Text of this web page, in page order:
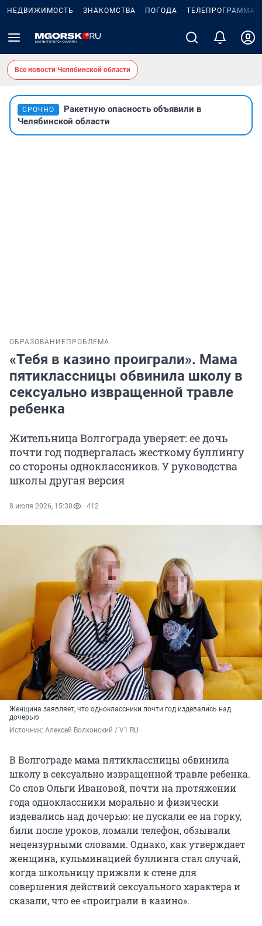
НЕДВИЖИМОСТЬ ЗНАКОМСТВА ПОГОДА ТЕЛЕПРОГРАММА
Все новости Челябинской области
СРОЧНО
Ракетную опасность объявили в
Челябинской области
ОБРАЗОВАНИЕ ПРОБЛЕМА
«Тебя в казино проиграли». Мама
пятиклассницы обвинила школу в
сексуально извращенной травле
ребенка
Жительница Волгограда уверяет: ее дочь
почти год подвергалась жесткому буллингу
со стороны одноклассников. У руководства
школы другая версия
8 июля 2026, 15:30 412
Женщина заявляет, что одноклассники почти год издевались над
дочерью
Источник: Алексей Волхонский / V1.RU
В Волгограде мама пятиклассницы обвинила
школу в сексуально извращенной травле ребенка.
Со слов Ольги Ивановой, почти на протяжении
года одноклассники морально и физически
издевались над дочерью: не пускали ее на горку,
били после уроков, ломали телефон, обзывали
нецензурными словами. Однако, как утверждает
женщина, кульминацией буллинга стал случай,
когда школьницу прижали к стене для
совершения действий сексуального характера и
сказали, что ее «проиграли в казино».